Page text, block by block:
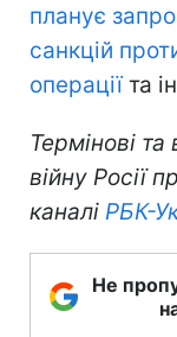
планує
санкцій
операціїта
Термінові
війну Росії
каналі РБК-
Не